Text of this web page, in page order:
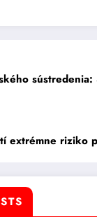
sústredenia:
extrémne riziko